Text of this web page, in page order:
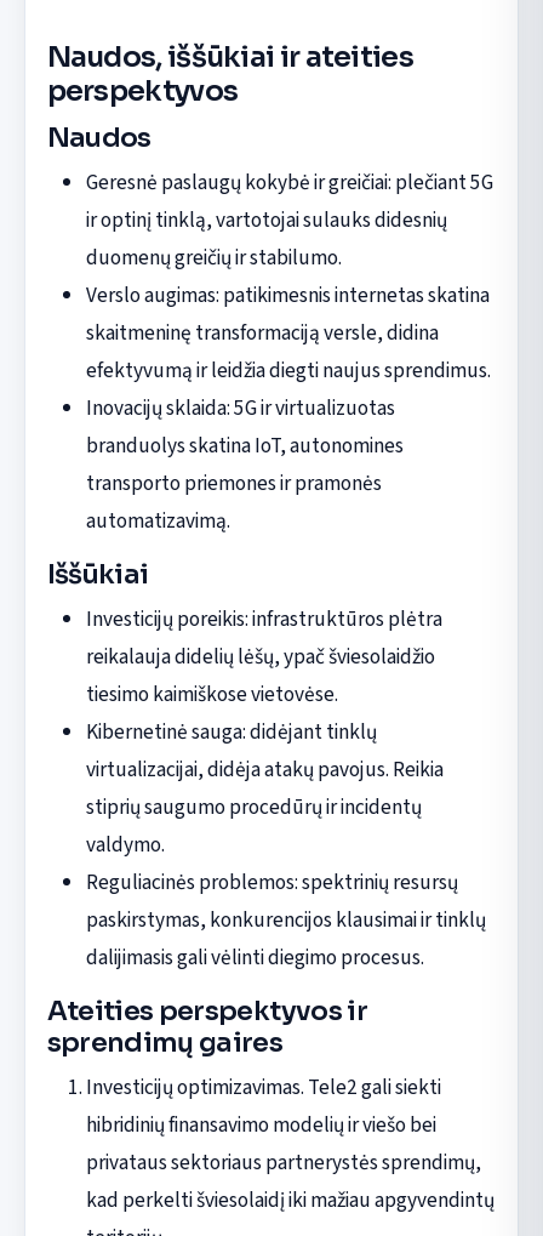
Naudos, iššūkiai ir ateities
perspektyvos
Naudos
Geresnė paslaugų kokybė ir greičiai: plečiant 5G
ir optinį tinklą, vartotojai sulauks didesnių
duomenų greičių ir stabilumo.
Verslo augimas: patikimesnis internetas skatina
skaitmeninę transformaciją versle, didina
efektyvumą ir leidžia diegti naujus sprendimus.
Inovacijų sklaida: 5G ir virtualizuotas
branduolys skatina IoT, autonomines
transporto priemones ir pramonės
automatizavimą.
Iššūkiai
Investicijų poreikis: infrastruktūros plėtra
reikalauja didelių lėšų, ypač šviesolaidžio
tiesimo kaimiškose vietovėse.
Kibernetinė sauga: didėjant tinklų
virtualizacijai, didėja atakų pavojus. Reikia
stiprių saugumo procedūrų ir incidentų
valdymo.
Reguliacinės problemos: spektrinių resursų
paskirstymas, konkurencijos klausimai ir tinklų
dalijimasis gali vėlinti diegimo procesus.
Ateities perspektyvos ir
sprendimų gaires
Investicijų optimizavimas. Tele2 gali siekti
hibridinių finansavimo modelių ir viešo bei
privataus sektoriaus partnerystės sprendimų,
kad perkelti šviesolaidį iki mažiau apgyvendintų